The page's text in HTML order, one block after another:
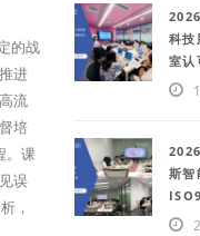
的战
进
流
培
。课
误
，
科技
室认
斯智